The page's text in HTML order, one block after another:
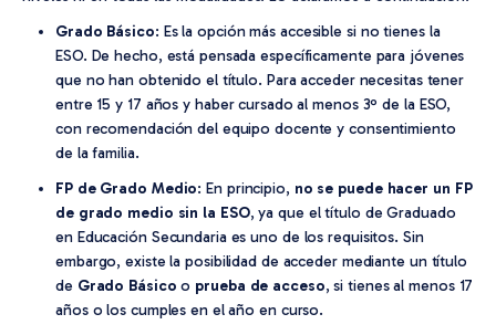
Grado Básico: Es la opción más accesible si no tienes la
ESO. De hecho, está pensada específicamente para jóvenes
que no han obtenido el título. Para acceder necesitas tener
entre 15 y 17 años y haber cursado al menos 3º de la ESO,
con recomendación del equipo docente y consentimiento
de la familia.
FP de Grado Medio: En principio, no se puede hacer un FP
de grado medio sin la ESO, ya que el título de Graduado
en Educación Secundaria es uno de los requisitos. Sin
embargo, existe la posibilidad de acceder mediante un título
de Grado Básico o prueba de acceso, si tienes al menos 17
años o los cumples en el año en curso.